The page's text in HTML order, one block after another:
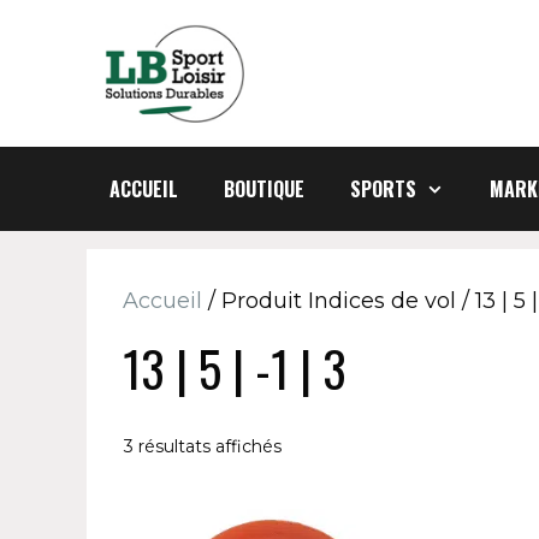
ACCUEIL BOUTIQUE SPORTS
Accueil / Produit Indices de vol / 13 | 5 |
13 | 5 | -1 | 3
3 résultats affichés